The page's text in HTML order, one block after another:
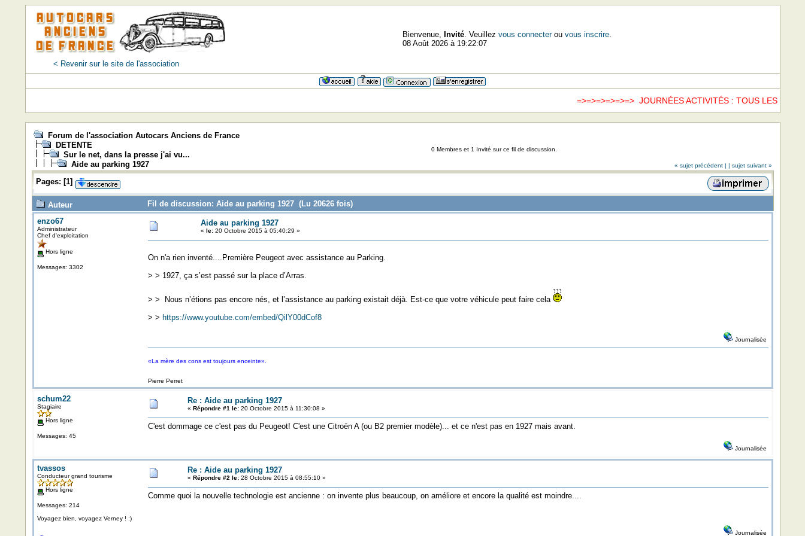
< Revenir sur le site de l'association
Bienvenue, Invité. Veuillez vous connecterou vous inscrire.
08 Août 2026 à 19:22:07
=>=>=>=>=>=> JOURNÉES ACTIVITÉS : TOUS LES
Forum de l'association Autocars Anciens de France
DETENTE
Sur le net, dans la presse j'ai vu...
Aide au parking 1927
0 Membres et 1 Invité sur ce fil de discussion.
« sujet précédent | | sujet suivant »
Pages: [1]
Auteur
Fil de discussion: Aide au parking 1927 (Lu 20626 fois)
enzo67
Administrateur
Chef d'exploitation
Hors ligne
Messages: 3302
Aide au parking 1927
« le:20 Octobre 2015 à 05:40:29 »
On n'a rien inventé....Première Peugeot avec assistance au Parking.
> > 1927, ça s’est passé sur la place d’Arras.
> > Nous n’étions pas encore nés, et l’assistance au parking existait déjà. Est-ce que votre véhicule peut faire cela
> > https://www.youtube.com/embed/QilY00dCof8
Journalisée
«La mère des cons est toujours enceinte».
Pierre Perret
schum22
Stagiaire
Hors ligne
Messages: 45
Re : Aide au parking 1927
« Répondre #1 le:20 Octobre 2015 à 11:30:08 »
C'est dommage ce c'est pas du Peugeot! C'est une Citroën A (ou B2 premier modèle)... et ce n'est pas en 1927 mais avant.
Journalisée
tvassos
Conducteur grand tourisme
Hors ligne
Messages: 214
Voyagez bien, voyagez Verney ! :)
Re : Aide au parking 1927
« Répondre #2 le:28 Octobre 2015 à 08:55:10 »
Comme quoi la nouvelle technologie est ancienne : on invente plus beaucoup, on améliore et encore la qualité est moindre....
Journalisée